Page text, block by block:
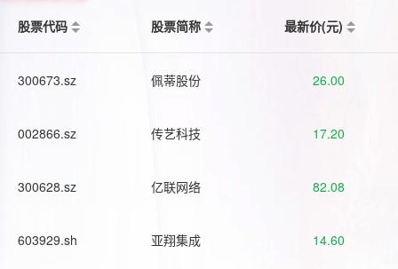
股票代码
股票简称 最新价(元)
300673.sz 佩蒂股份 26.00
002866.sz 传艺科技 17.20
300628.sz 亿联网络 82.08
603929.sh 亚翔集成 14.60